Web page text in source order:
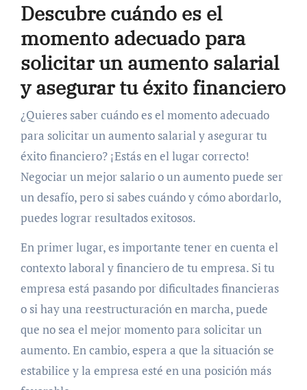
Descubre cuándo es el
momento adecuado para
solicitar un aumento salarial
y asegurar tu éxito financiero
¿Quieres saber cuándo es el momento adecuado
para solicitar un aumento salarial y asegurar tu
éxito financiero? ¡Estás en el lugar correcto!
Negociar un mejor salario o un aumento puede ser
un desafío, pero si sabes cuándo y cómo abordarlo,
puedes lograr resultados exitosos.
En primer lugar, es importante tener en cuenta el
contexto laboral y financiero de tu empresa. Si tu
empresa está pasando por dificultades financieras
o si hay una reestructuración en marcha, puede
que no sea el mejor momento para solicitar un
aumento. En cambio, espera a que la situación se
estabilice y la empresa esté en una posición más